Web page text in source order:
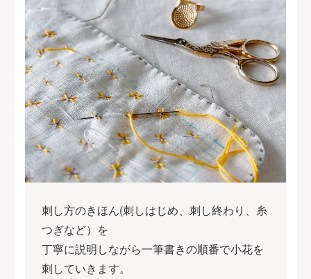
刺し方のきほん(刺しはじめ、刺し終わり、糸
つぎなど）を
丁寧に説明しながら一筆書きの順番で小花を
刺していきます。